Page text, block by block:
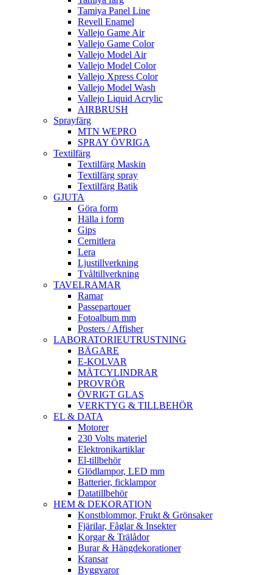
Tamiya Panel Line
Revell Enamel
Vallejo Game Air
Vallejo Game Color
Vallejo Model Air
Vallejo Model Color
Vallejo Xpress Color
Vallejo Model Wash
Vallejo Liquid Acrylic
AIRBRUSH
Sprayfärg
MTN WEPRO
SPRAY ÖVRIGA
Textilfärg
Textilfärg Maskin
Textilfärg spray
Textilfärg Batik
GJUTA
Göra form
Hälla i form
Gips
Cernitlera
Lera
Ljustillverkning
Tvåltillverkning
TAVELRAMAR
Ramar
Passepartouer
Fotoalbum mm
Posters / Affisher
LABORATORIEUTRUSTNING
BÄGARE
E-KOLVAR
MÄTCYLINDRAR
PROVRÖR
ÖVRIGT GLAS
VERKTYG & TILLBEHÖR
EL & DATA
Motorer
230 Volts materiel
Elektronikartiklar
El-tillbehör
Glödlampor, LED mm
Batterier, ficklampor
Datatillbehör
HEM & DEKORATION
Konstblommor, Frukt & Grönsaker
Fjärilar, Fåglar & Insekter
Korgar & Trälådor
Burar & Hängdekorationer
Kransar
Byggvaror